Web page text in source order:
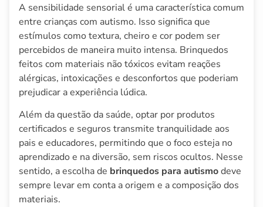
A sensibilidade sensorial é uma característica comum
entre crianças com autismo. Isso significa que
estímulos como textura, cheiro e cor podem ser
percebidos de maneira muito intensa. Brinquedos
feitos com materiais não tóxicos evitam reações
alérgicas, intoxicações e desconfortos que poderiam
prejudicar a experiência lúdica.
Além da questão da saúde, optar por produtos
certificados e seguros transmite tranquilidade aos
pais e educadores, permitindo que o foco esteja no
aprendizado e na diversão, sem riscos ocultos. Nesse
sentido, a escolha de brinquedos para autismodeve
sempre levar em conta a origem e a composição dos
materiais.